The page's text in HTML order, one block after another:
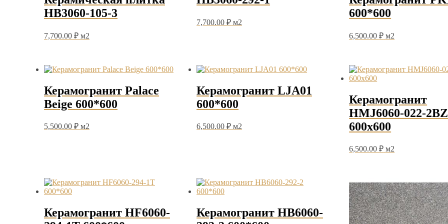
HB3060-105-3
7,700.00 ₽ м2
7,700.00₽ м2
600*600
6,500.00₽ м2
Керамогранит Palace
Beige 600*600
5,500.00 ₽ м2
Керамогранит LJA01
600*600
6,500.00₽ м2
Керамогранит
HMJ6060-022-
600х600
6,500.00₽ м2
Керамогранит HF6060-
Керамогранит HB6060-